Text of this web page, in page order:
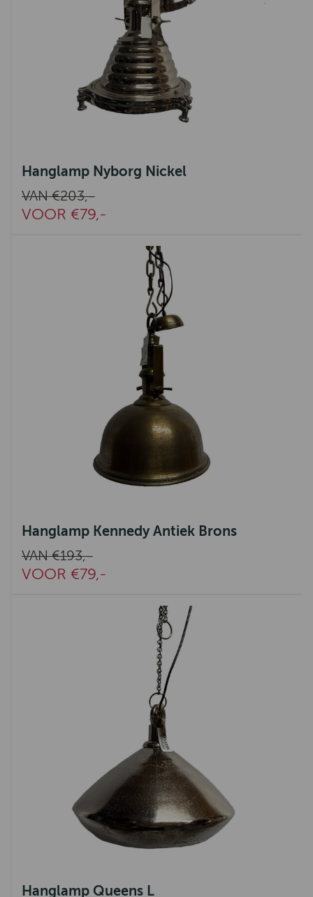
Hanglamp Nyborg Nickel
VAN €203,-
VOOR €79,-
Hanglamp Kennedy Antiek Brons
VAN €193,-
VOOR €79,-
Hanglamp Queens L